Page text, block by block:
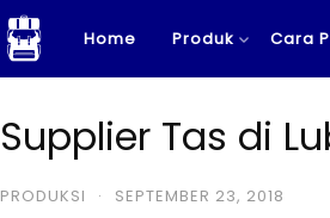
Home Produk Cara
Supplier Tas di
PRODUKSI · SEPTEMBER 23, 2018